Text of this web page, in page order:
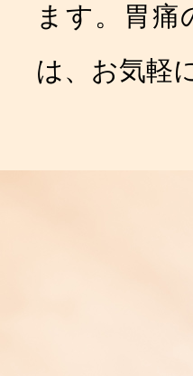
ます。胃痛
は、お気軽